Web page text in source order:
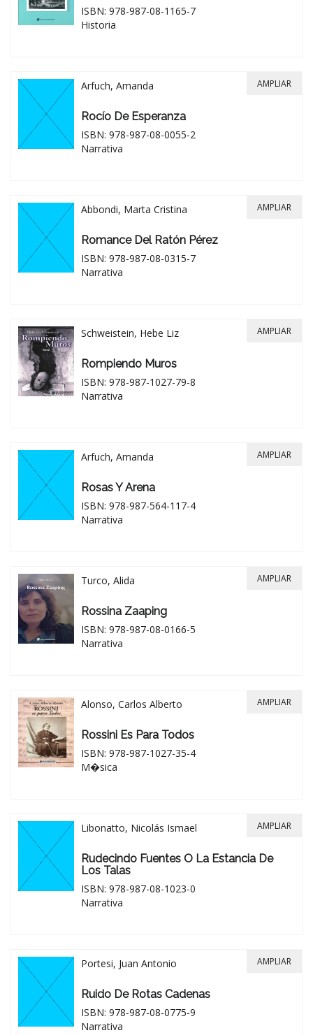
ISBN: 978-987-08-1165-7
Historia
Arfuch, Amanda
Rocío De Esperanza
ISBN: 978-987-08-0055-2
Narrativa
AMPLIAR
Abbondi, Marta Cristina
Romance Del Ratón Pérez
ISBN: 978-987-08-0315-7
Narrativa
AMPLIAR
Schweistein, Hebe Liz
Rompiendo Muros
ISBN: 978-987-1027-79-8
Narrativa
AMPLIAR
Arfuch, Amanda
Rosas Y Arena
ISBN: 978-987-564-117-4
Narrativa
AMPLIAR
Turco, Alida
Rossina Zaaping
ISBN: 978-987-08-0166-5
Narrativa
AMPLIAR
Alonso, Carlos Alberto
Rossini Es Para Todos
ISBN: 978-987-1027-35-4
M�sica
AMPLIAR
Libonatto, Nicolás Ismael
Rudecindo Fuentes O La Estancia De
Los Talas
ISBN: 978-987-08-1023-0
Narrativa
AMPLIAR
Portesi, Juan Antonio
Ruido De Rotas Cadenas
ISBN: 978-987-08-0775-9
Narrativa
AMPLIAR